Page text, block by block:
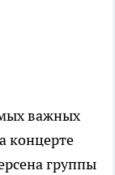
важных
концерте
группы